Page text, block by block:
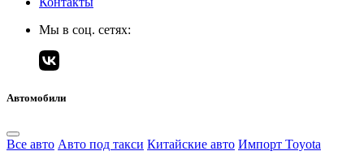
Мы в соц. сетях:
Автомобили
Все авто Авто под такси Китайские авто Импорт Toyota